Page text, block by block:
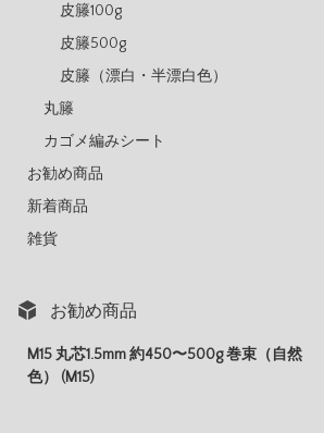
皮籐100g
皮籐500g
皮籐（漂白・半漂白色）
丸籐
カゴメ編みシート
お勧め商品
新着商品
雑貨
お勧め商品
M15 丸芯1.5mm 約450〜500g 巻束（自然
色） (M15)